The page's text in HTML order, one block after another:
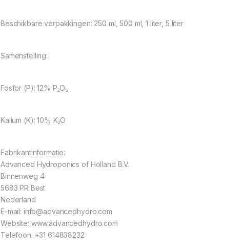
Beschikbare verpakkingen: 250 ml, 500 ml, 1 liter, 5 liter
Samenstelling:
Fosfor (P): 12% P₂O₅
Kalium (K): 10% K₂O
Fabrikantinformatie:
Advanced Hydroponics of Holland B.V.
Binnenweg 4
5683 PR Best
Nederland
E-mail: info@advancedhydro.com
Website: www.advancedhydro.com
Telefoon: +31 614838232